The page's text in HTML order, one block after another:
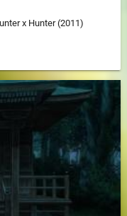
x Hunter (2011)